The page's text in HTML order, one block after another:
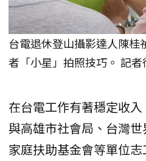
台電退休登山攝影達人陳
者「小星」拍照技巧。 記
在台電工作有著穩定收
與高雄市社會局、台灣
家庭扶助基金會等單位